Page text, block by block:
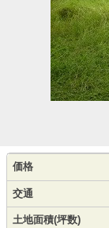
価格
交通
土地面積(坪数)